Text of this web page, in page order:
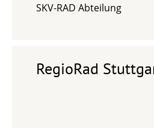
SKV-RAD Abteilung
RegioRad